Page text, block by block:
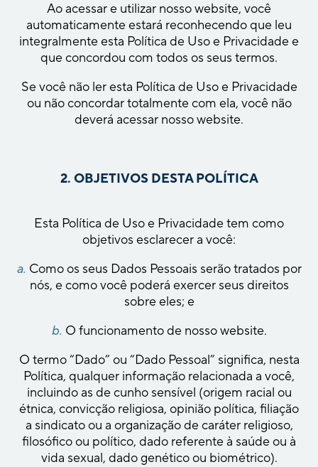
Ao acessar e utilizar nosso website, você
automaticamente estará reconhecendo que leu
integralmente esta Política de Uso e Privacidade e
que concordou com todos os seus termos.
Se você não ler esta Política de Uso e Privacidade
ou não concordar totalmente com ela, você não
deverá acessar nosso website.
2. OBJETIVOS DESTA POLÍTICA
Esta Política de Uso e Privacidade tem como
objetivos esclarecer a você:
a. Como os seus Dados Pessoais serão tratados por
nós, e como você poderá exercer seus direitos
sobre eles; e
b. O funcionamento de nosso website.
O termo “Dado” ou “Dado Pessoal” significa, nesta
Política, qualquer informação relacionada a você,
incluindo as de cunho sensível (origem racial ou
étnica, convicção religiosa, opinião política, filiação
a sindicato ou a organização de caráter religioso,
filosófico ou político, dado referente à saúde ou à
vida sexual, dado genético ou biométrico).